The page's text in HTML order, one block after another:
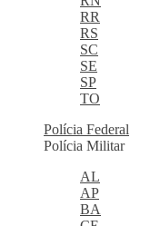
RR
RS
SC
SE
SP
TO
Polícia Federal
Polícia Militar
AL
AP
BA